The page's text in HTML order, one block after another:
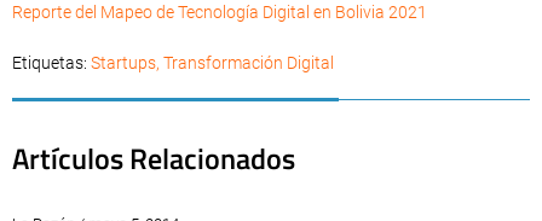
Reporte del Mapeo de Tecnología Digital en Bolivia 2021
Etiquetas: Startups, Transformación Digital
Artículos Relacionados